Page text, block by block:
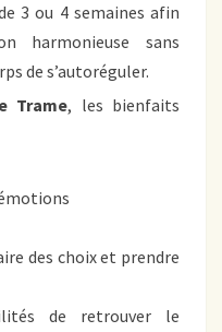
3 ou 4 semaines afin
harmonieuse sans
de s’autoréguler.
Trame, les bienfaits
des choix et prendre
de retrouver le